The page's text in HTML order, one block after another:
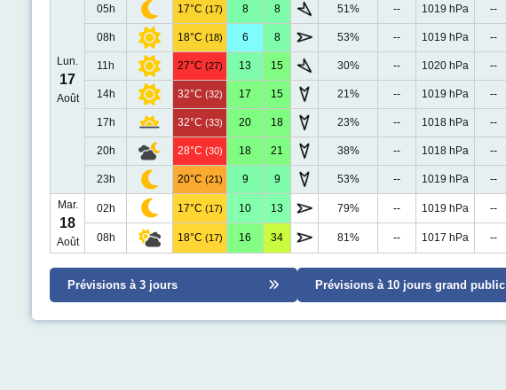
Lun.
17
Août
05h 17°C (17) 8 8 51% -- 1019 hPa --
08h 18°C (18) 6 8 53% -- 1019 hPa --
11h 27°C (27) 13 15 30% -- 1020 hPa --
14h 32°C (32) 17 15 21% -- 1019 hPa --
17h 32°C (33) 20 18 23% -- 1018 hPa --
20h 28°C (30) 18 21 38% -- 1018 hPa --
23h 20°C (21) 9 9 53% -- 1019 hPa --
Mar.
18
Août
02h 17°C (17) 10 13 79% -- 1019 hPa --
08h 18°C (17) 16 34 81% -- 1017 hPa --
Prévisions à 3 jours Prévisions à 10 jours grand public